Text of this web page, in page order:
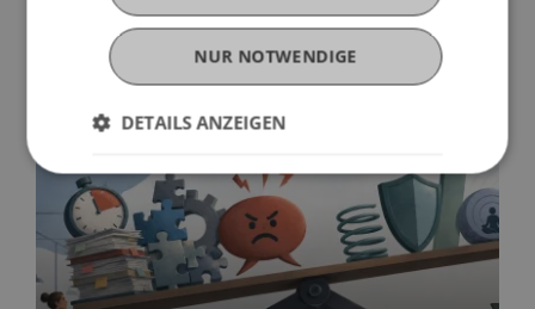
Mehr News NUR NOTWENDIGE
DETAILS ANZEIGEN